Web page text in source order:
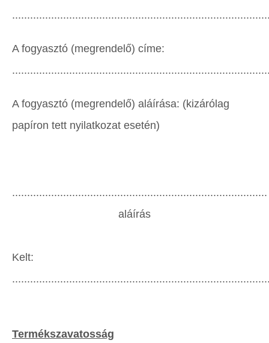
A fogyasztó (megrendelő) címe:
A fogyasztó (megrendelő) aláírása: (kizárólag
papíron tett nyilatkozat esetén)
.....................................................................................
aláírás
Kelt:
Termékszavatosság